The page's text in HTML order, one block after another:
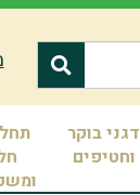
דגני בוקר
וחטיפים